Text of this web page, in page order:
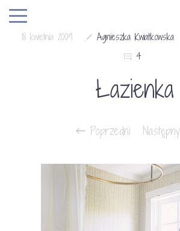
18 kwietnia 2009 Agnieszka Kwiatkowska
4
Łazienka
Poprzedni Następny